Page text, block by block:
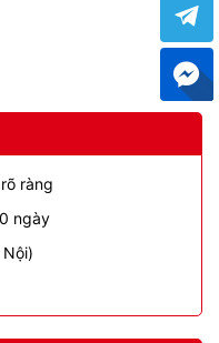
ràng
ngày